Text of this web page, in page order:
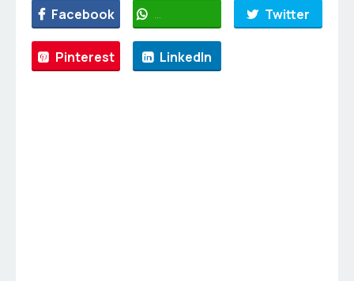
Facebook WhatsApp Twitter
Pinterest LinkedIn